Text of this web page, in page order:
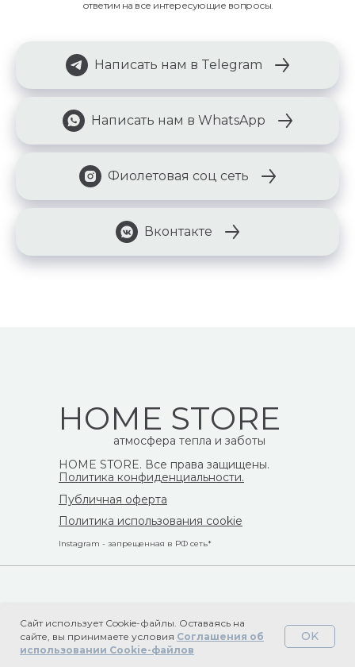
ответим на все интересующие вопросы.
Написать нам в Telegram
Написать нам в WhatsApp
Фиолетовая соц сеть
Вконтакте
Сайт использует Cookie-файлы. Оставаясь на
сайте, вы принимаете условия Соглашения об
использовании Cookie-файлов
OK
HOME STORE
Политика использования cookie
Публичная оферта
HOME STORE. Все права защищены.
Политика конфиденциальности.
Instagram - запрещенная в РФ сеть*
атмосфера тепла и заботы
Made on Tilda